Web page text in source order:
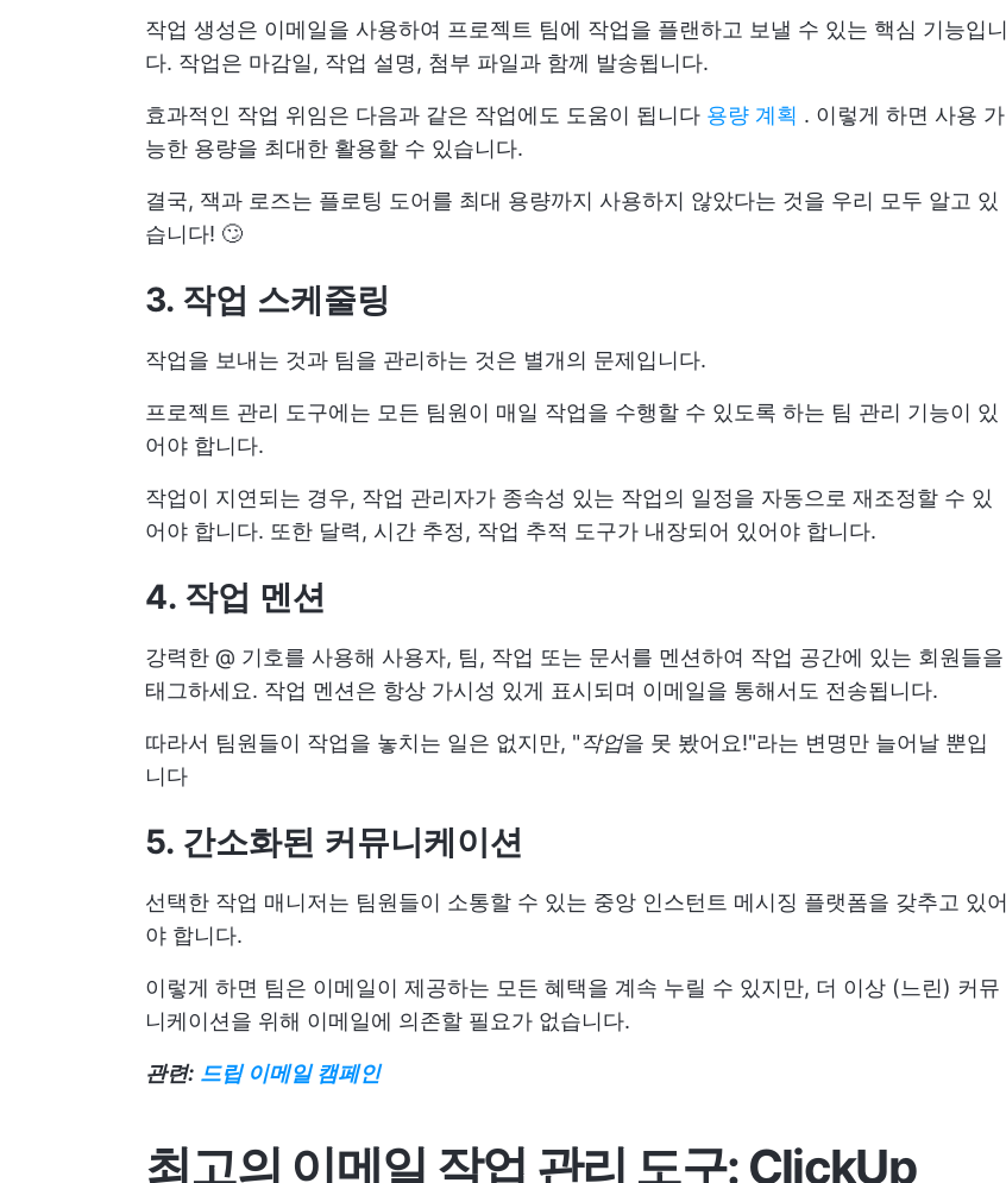
작업 생성은 이메일을 사용하여 프로젝트 팀에 작업을 플랜하고 보낼 수 있는 핵심 기능입니
다. 작업은 마감일, 작업 설명, 첨부 파일과 함께 발송됩니다.
효과적인 작업 위임은 다음과 같은 작업에도 도움이 됩니다 용량 계획 . 이렇게 하면 사용 가
능한 용량을 최대한 활용할 수 있습니다.
결국, 잭과 로즈는 플로팅 도어를 최대 용량까지 사용하지 않았다는 것을 우리 모두 알고 있
습니다! 🙄
3. 작업 스케줄링
작업을 보내는 것과 팀을 관리하는 것은 별개의 문제입니다.
프로젝트 관리 도구에는 모든 팀원이 매일 작업을 수행할 수 있도록 하는 팀 관리 기능이 있
어야 합니다.
작업이 지연되는 경우, 작업 관리자가 종속성 있는 작업의 일정을 자동으로 재조정할 수 있
어야 합니다. 또한 달력, 시간 추정, 작업 추적 도구가 내장되어 있어야 합니다.
4. 작업 멘션
강력한 @ 기호를 사용해 사용자, 팀, 작업 또는 문서를 멘션하여 작업 공간에 있는 회원들을
태그하세요. 작업 멘션은 항상 가시성 있게 표시되며 이메일을 통해서도 전송됩니다.
따라서 팀원들이 작업을 놓치는 일은 없지만, "작업을 못 봤어요!"라는 변명만 늘어날 뿐입
니다
5. 간소화된 커뮤니케이션
선택한 작업 매니저는 팀원들이 소통할 수 있는 중앙 인스턴트 메시징 플랫폼을 갖추고 있어
야 합니다.
이렇게 하면 팀은 이메일이 제공하는 모든 혜택을 계속 누릴 수 있지만, 더 이상 (느린) 커뮤
니케이션을 위해 이메일에 의존할 필요가 없습니다.
관련: 드립 이메일 캠페인
최고의 이메일 작업 관리 도구: ClickUp